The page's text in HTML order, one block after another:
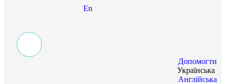
En
Допомогти
Українська
Англійська